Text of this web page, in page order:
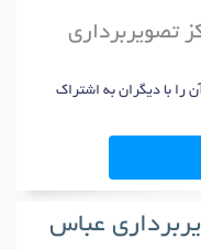
تصویربرداری
را با دیگران به اشتراک
عباس